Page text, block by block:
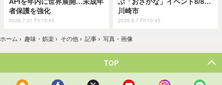
者保護を強化
2026.7.31 Fri 13:45
川崎市
2026.8.7 Fri 10:45
ホーム › 趣味・娯楽 › その他 › 記事 › 写真・画像
TOP